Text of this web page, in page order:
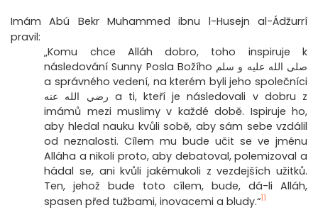
Imám Abú Bekr Muhammed ibnu l-Husejn al-Ádžurrí
pravil:
„Komu chce Alláh dobro, toho inspiruje k
následování Sunny Posla Božího صلى الله عليه و سلم
a správného vedení, na kterém byli jeho společníci
رضي الله عنه a ti, kteří je následovali v dobru z
imámů mezi muslimy v každé době. Ispiruje ho,
aby hledal nauku kvůli sobě, aby sám sebe vzdálil
od neznalosti. Cílem mu bude učit se ve jménu
Alláha a nikoli proto, aby debatoval, polemizoval a
hádal se, ani kvůli jakémukoli z vezdejších užitků.
Ten, jehož bude toto cílem, bude, dá-li Alláh,
spasen před tužbami, inovacemi a bludy.“11